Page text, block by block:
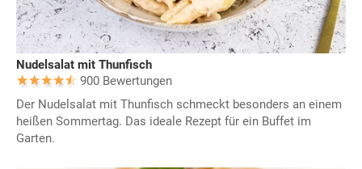
Nudelsalat mit Thunfisch
900 Bewertungen
Der Nudelsalat mit Thunfisch schmeckt besonders an einem
heißen Sommertag. Das ideale Rezept für ein Buffet im
Garten.